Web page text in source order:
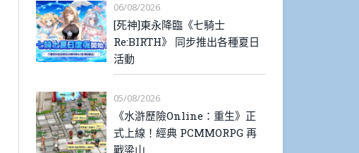
06/08/2026
[死神]東永降臨《七騎士
Re:BIRTH》 同步推出各種夏日
活動
05/08/2026
《水滸歷險Online：重生》正
式上線！經典 PCMMORPG 再
戰梁山